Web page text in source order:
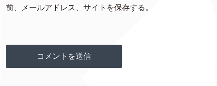
前、メールアドレス、サイトを保存する。